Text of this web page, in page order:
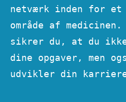
netværk inden for
område af medicinen.
sikrer du, at du
dine opgaver, men
udvikler din